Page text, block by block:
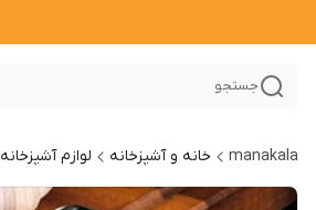
جستجو
manakala خانه و آشپزخانه لوازم آشپزخانه